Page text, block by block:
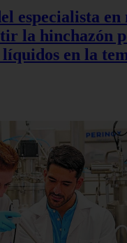
especialista
la hinchazón
en la